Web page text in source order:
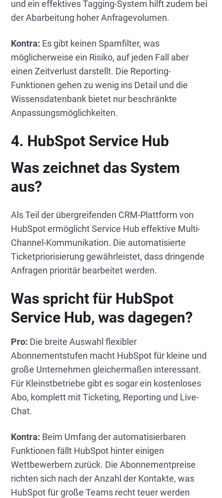
und ein effektives Tagging-System hilft zudem bei
der Abarbeitung hoher Anfragevolumen.
Kontra: Es gibt keinen Spamfilter, was
möglicherweise ein Risiko, auf jeden Fall aber
einen Zeitverlust darstellt. Die Reporting-
Funktionen gehen zu wenig ins Detail und die
Wissensdatenbank bietet nur beschränkte
Anpassungsmöglichkeiten.
4. HubSpot Service Hub
Was zeichnet das System
aus?
Als Teil der übergreifenden CRM-Plattform von
HubSpot ermöglicht Service Hub effektive Multi-
Channel-Kommunikation. Die automatisierte
Ticketpriorisierung gewährleistet, dass dringende
Anfragen prioritär bearbeitet werden.
Was spricht für HubSpot
Service Hub, was dagegen?
Pro: Die breite Auswahl flexibler
Abonnementstufen macht HubSpot für kleine und
große Unternehmen gleichermaßen interessant.
Für Kleinstbetriebe gibt es sogar ein kostenloses
Abo, komplett mit Ticketing, Reporting und Live-
Chat.
Kontra: Beim Umfang der automatisierbaren
Funktionen fällt HubSpot hinter einigen
Wettbewerbern zurück. Die Abonnementpreise
richten sich nach der Anzahl der Kontakte, was
HubSpot für große Teams recht teuer werden